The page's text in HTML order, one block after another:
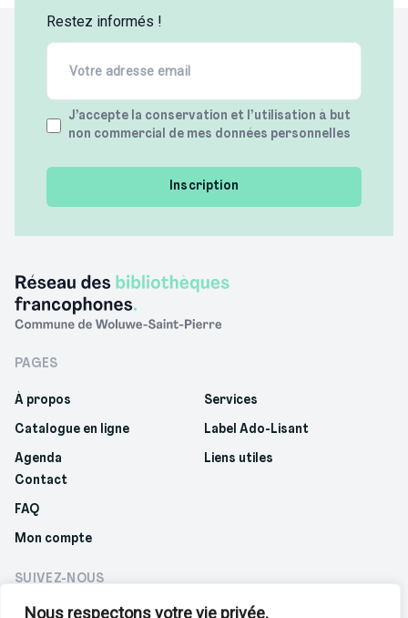
Nous respectons votre vie privée.
Restez informés !
Email
(Required)
Terms
(Required)
J’accepte la conservation et l’utilisation à but
non commercial de mes données personnelles
PAGES
À propos
Catalogue en ligne
Agenda
Services
Label Ado-Lisant
Liens utiles
Contact
FAQ
Mon compte
SUIVEZ-NOUS